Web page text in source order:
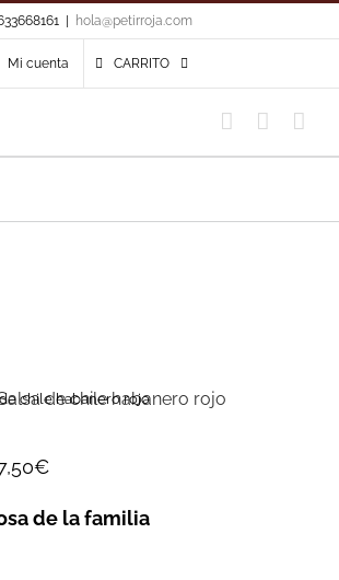
hola@petirroja.com
Mi cuenta CARRITO
de chile habanero rojo
€
de la familia